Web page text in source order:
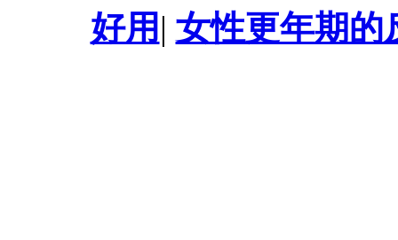
好用 | 女性更年期的